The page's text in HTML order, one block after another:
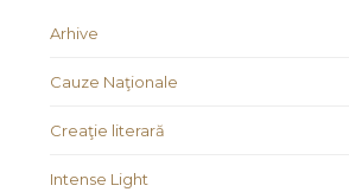
Arhive
Cauze Naţionale
Creaţie literară
Intense Light